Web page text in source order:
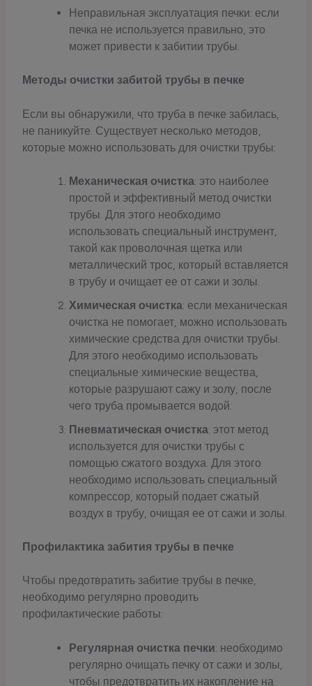
Неправильная эксплуатация печки: если
печка не используется правильно, это
может привести к забитии трубы.
Методы очистки забитой трубы в печке
Если вы обнаружили, что труба в печке забилась,
не паникуйте. Существует несколько методов,
которые можно использовать для очистки трубы:
Механическая очистка: это наиболее
простой и эффективный метод очистки
трубы. Для этого необходимо
использовать специальный инструмент,
такой как проволочная щетка или
металлический трос, который вставляется
в трубу и очищает ее от сажи и золы.
Химическая очистка: если механическая
очистка не помогает, можно использовать
химические средства для очистки трубы.
Для этого необходимо использовать
специальные химические вещества,
которые разрушают сажу и золу, после
чего труба промывается водой.
Пневматическая очистка: этот метод
используется для очистки трубы с
помощью сжатого воздуха. Для этого
необходимо использовать специальный
компрессор, который подает сжатый
воздух в трубу, очищая ее от сажи и золы.
Профилактика забития трубы в печке
Чтобы предотвратить забитие трубы в печке,
необходимо регулярно проводить
профилактические работы:
Регулярная очистка печки: необходимо
регулярно очищать печку от сажи и золы,
чтобы предотвратить их накопление на